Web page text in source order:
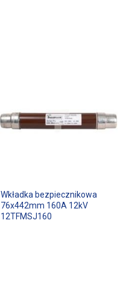
Wkładka bezpiecznikowa
76x442mm 160A 12kV
12TFMSJ160